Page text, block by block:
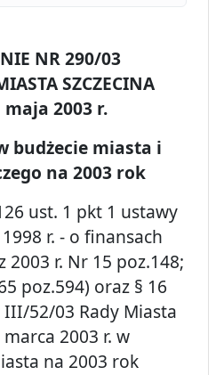
NR 290/03
SZCZECINA
2003 r.
budżecie miasta i
na 2003 rok
ust. 1 pkt 1 ustawy
r. - o finansach
2003 r. Nr 15 poz.148;
poz.594) oraz § 16
III/52/03 Rady Miasta
2003 r. w
na 2003 rok